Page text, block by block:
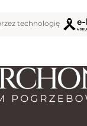
technologię